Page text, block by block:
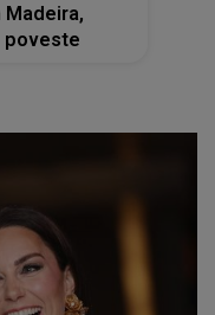
Madeira,
poveste